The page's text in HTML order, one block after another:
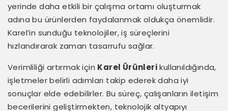
yerinde daha etkili bir çalışma ortamı oluşturmak
adına bu ürünlerden faydalanmak oldukça önemlidir.
Karel’in sunduğu teknolojiler, iş süreçlerini
hızlandırarak zaman tasarrufu sağlar.
Verimliliği artırmak için Karel Ürünlerikullanıldığında,
işletmeler belirli adımları takip ederek daha iyi
sonuçlar elde edebilirler. Bu süreç, çalışanların iletişim
becerilerini geliştirmekten, teknolojik altyapıyı